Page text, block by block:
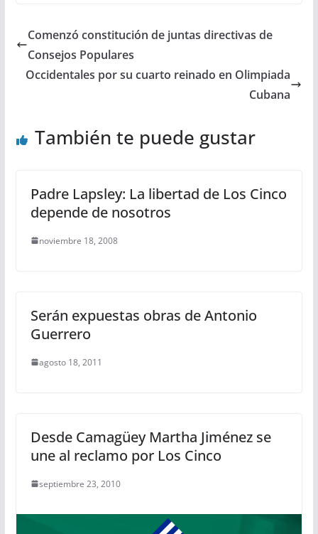
Comenzó constitución de juntas directivas de
Consejos Populares
Occidentales por su cuarto reinado en Olimpiada
Cubana
También te puede gustar
Padre Lapsley: La libertad de Los Cinco
depende de nosotros
noviembre 18, 2008
Serán expuestas obras de Antonio
Guerrero
agosto 18, 2011
Desde Camagüey Martha Jiménez se
une al reclamo por Los Cinco
septiembre 23, 2010